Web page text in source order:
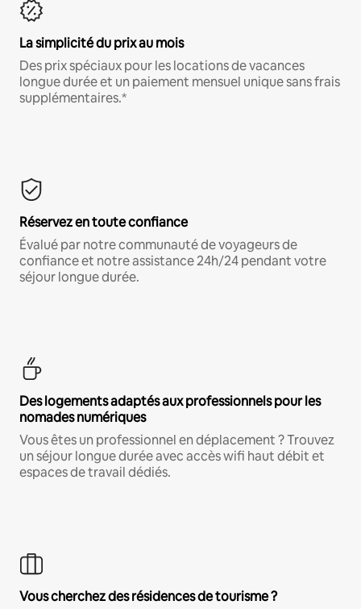
La simplicité du prix au mois
Des prix spéciaux pour les locations de vacances
longue durée et un paiement mensuel unique sans frais
supplémentaires.*
Réservez en toute confiance
Évalué par notre communauté de voyageurs de
confiance et notre assistance 24h/24 pendant votre
séjour longue durée.
Des logements adaptés aux professionnels pour les
nomades numériques
Vous êtes un professionnel en déplacement ? Trouvez
un séjour longue durée avec accès wifi haut débit et
espaces de travail dédiés.
Vous cherchez des résidences de tourisme ?